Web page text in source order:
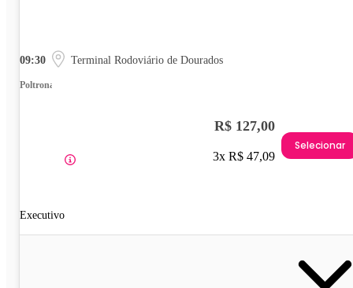
09:30 Terminal Rodoviário de Dourados
Poltrona
Executivo
R$ 127,00
3x R$ 47,09
Selecionar